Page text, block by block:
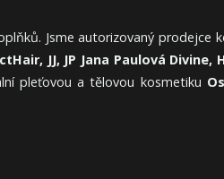
Jsme autorizovaný prodejce
JJ, JP Jana Paulová Divine,
pleťovou a tělovou kosmetiku